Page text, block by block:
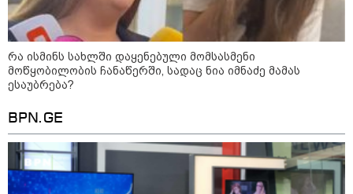
15:42 / 07-08-2026
რა ისმინს სახლში დაყენებული მომსასმენი
მოწყობილობის ჩანაწერში, სადაც ნია იმნაძე მამას
ესაუბრება?
BPN.GE